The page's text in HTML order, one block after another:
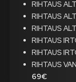
RIHTAUS
RIHTAUS
RIHTAUS
RIHTAUS
RIHTAUS
RIHTAUS
69€